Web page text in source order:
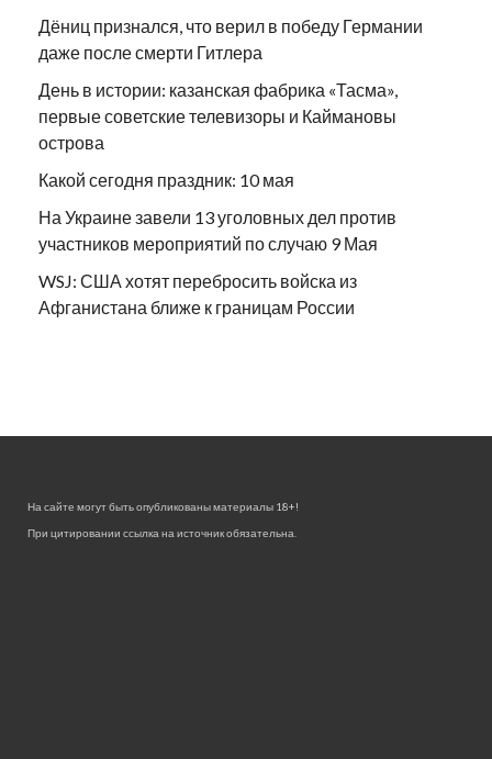
Дёниц признался, что верил в победу Германии
даже после смерти Гитлера
День в истории: казанская фабрика «Тасма»,
первые советские телевизоры и Каймановы
острова
Какой сегодня праздник: 10 мая
На Украине завели 13 уголовных дел против
участников мероприятий по случаю 9 Мая
WSJ: США хотят перебросить войска из
Афганистана ближе к границам России
На сайте могут быть опубликованы материалы 18+!
При цитировании ссылка на источник обязательна.